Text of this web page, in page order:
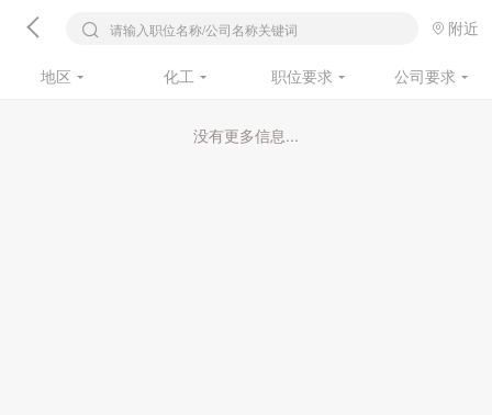
请输入职位名称/公司名称关键词 附近
地区 化工 职位要求 公司要求
没有更多信息...